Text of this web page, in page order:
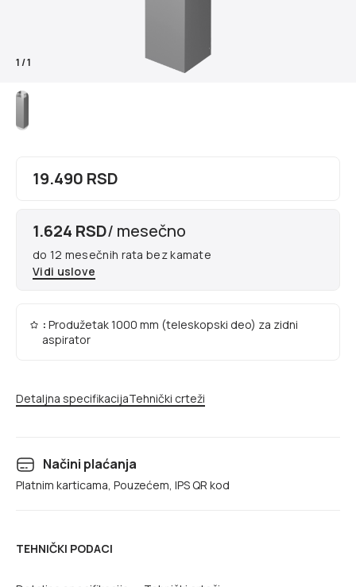
1/1
19.490 RSD
1.624 RSD/ mesečno
do 12 mesečnih rata bez kamate
Vidi uslove
: Produžetak 1000 mm (teleskopski deo) za zidni
aspirator
Detaljna specifikacijaTehnički crteži
Načini plaćanja
Platnim karticama, Pouzećem, IPS QR kod
TEHNIČKI PODACI